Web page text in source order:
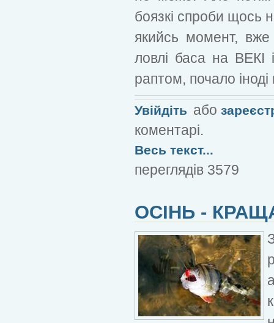
боязкі спроби щось
якийсь момент, вже
ловлі баса на ВЕКІ
раптом, почало
Увійдіть або
коментарі.
Весь текст...
переглядів 3579
ОСІНЬ -